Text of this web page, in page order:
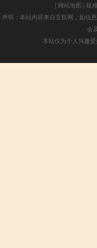
| 网站地图 | 疑
声明：本站内容来自互联网，如信
会
本站仅为个人兴趣